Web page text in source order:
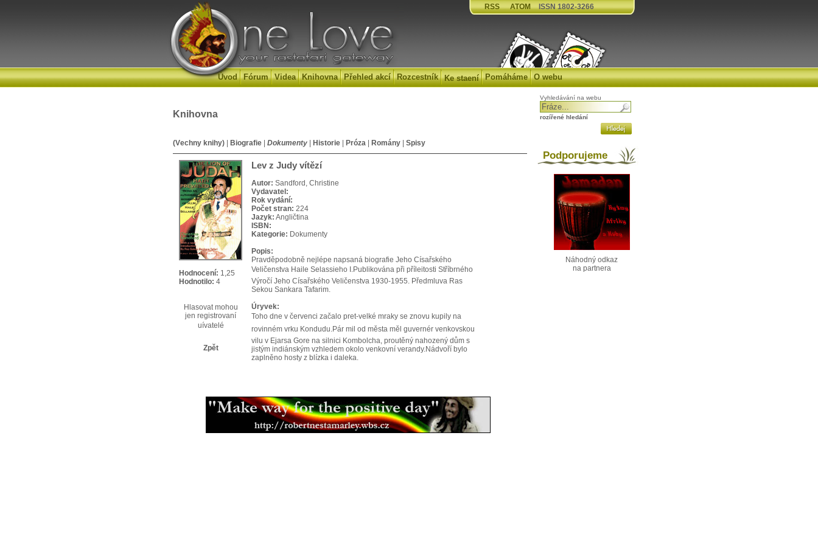
RSS ATOM ISSN 1802-3266
Úvod Fórum Videa Knihovna Přehled akcí Rozcestník Ke staení Pomáháme O webu
Knihovna
(Vechny knihy) Biografie Dokumenty Historie Próza Romány Spisy
Hodnocení: 1,25
Hodnotilo: 4
Hlasovat mohou
jen registrovaní
uívatelé
Zpět
Lev z Judy vítězí
Autor: Sandford, Christine
Vydavatel:
Rok vydání:
Počet stran: 224
Jazyk: Angličtina
ISBN:
Kategorie: Dokumenty
Popis:
Pravděpodobně nejlépe napsaná biografie Jeho Císařského
Veličenstva Haile Selassieho I.Publikována při příleitosti Stříbrného
Výročí Jeho Císařského Veličenstva 1930-1955. Předmluva Ras
Sekou Sankara Tafarim.
Úryvek:
Toho dne v červenci začalo pret-velké mraky se znovu kupily na
rovinném vrku Kondudu.Pár mil od města měl guvernér venkovskou
vilu v Ejarsa Gore na silnici Kombolcha, proutěný nahozený dům s
jistým indiánským vzhledem okolo venkovní verandy.Nádvoří bylo
zaplněno hosty z blízka i daleka.
Vyhledávání na webu
rozířené hledání
Podporujeme
Náhodný odkaz
na partnera